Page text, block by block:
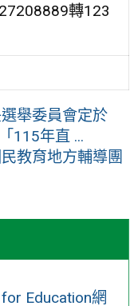
Education網
轉123
舉委員會定於
115年直 ...
教育地方輔導團